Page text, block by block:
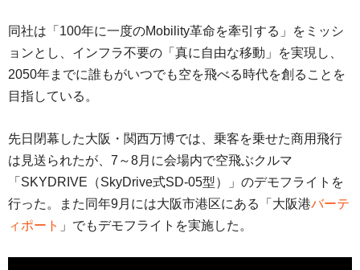
同社は「100年に一度のMobility革命を牽引する」をミッシ
ョンとし、インフラ不要の「真に自由な移動」を実現し、
2050年までに誰もがいつでも空を飛べる時代を創ることを
目指している。
先日閉幕した大阪・関西万博では、乗客を乗せた商用飛行
は見送られたが、7～8月に会場内で空飛ぶクルマ
「SKYDRIVE（SkyDrive式SD-05型）」のデモフライトを
行った。また同年9月には大阪市港区にある「大阪港バーテ
ィポート 」でもデモフライトを実施した。